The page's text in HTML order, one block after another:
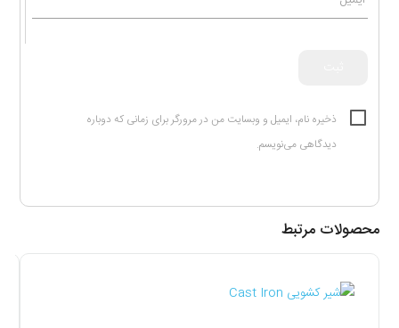
ذخیره نام، ایمیل و وبسایت من در مرورگر برای زمانی که دوباره
دیدگاهی می‌نویسم.
محصولات مرتبط